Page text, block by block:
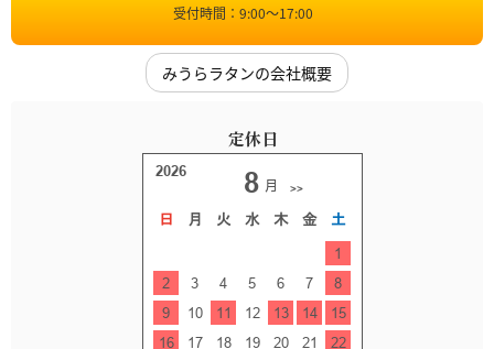
受付時間：9:00〜17:00
みうらラタンの会社概要
定休日